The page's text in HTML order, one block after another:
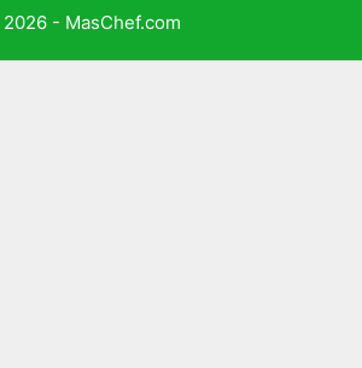
2026 - MasChef.com